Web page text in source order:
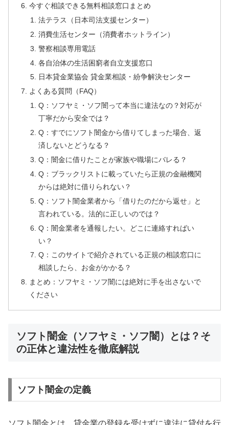
今すぐ相談できる無料相談窓口まとめ
法テラス（日本司法支援センター）
消費生活センター（消費者ホットライン）
警察相談専用電話
各自治体の生活困窮者自立支援窓口
日本貸金業協会 貸金業相談・紛争解決センター
よくある質問（FAQ）
Q：ソフヤミ・ソフ闇って本当に違法なの？対応が
丁寧だから安全では？
Q：すでにソフト闇金から借りてしまった場合、返
済しないとどうなる？
Q：闇金に借りたことが家族や職場にバレる？
Q：ブラックリストに載っていたら正規の金融機関
からは絶対に借りられない？
Q：ソフト闇金業者から「借りたのだから返せ」と
言われている。法的に正しいのでは？
Q：闇金業者を通報したい。どこに連絡すればい
い？
Q：このサイトで紹介されている正規の相談窓口に
相談したら、お金がかかる？
まとめ：ソフヤミ・ソフ闇には絶対に手を出さないで
ください
ソフト闇金（ソフヤミ・ソフ闇）とは？そ
の正体と違法性を徹底解説
ソフト闇金の定義
ソフト闇金とは、貸金業の登録を受けずに違法に貸付を行